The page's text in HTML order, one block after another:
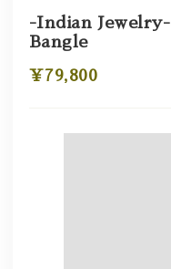
-Indian
Bangle
¥79,800